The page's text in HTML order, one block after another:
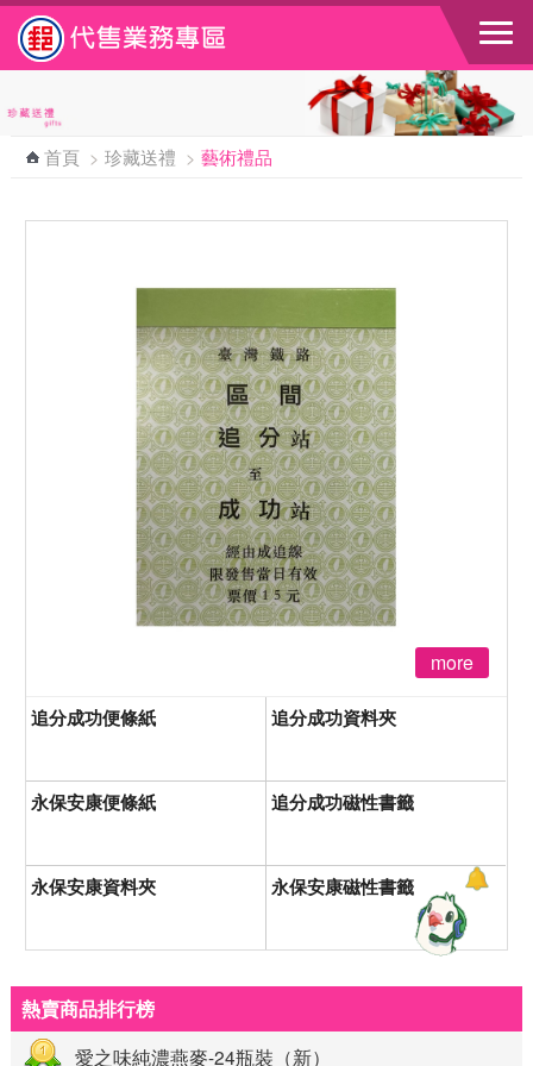
跳到主要內容區塊
首頁 > 珍藏送禮 > 藝術禮品
追分成功便條紙 追分成功資料夾
永保安康便條紙 追分成功磁性書籤
永保安康資料夾 永保安康磁性書籤
more
熱賣商品排行榜
愛之味純濃燕麥-24瓶裝（新）